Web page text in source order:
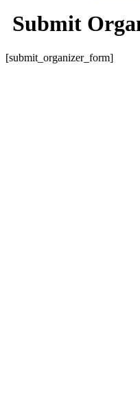
Submit
[submit_organizer_form]